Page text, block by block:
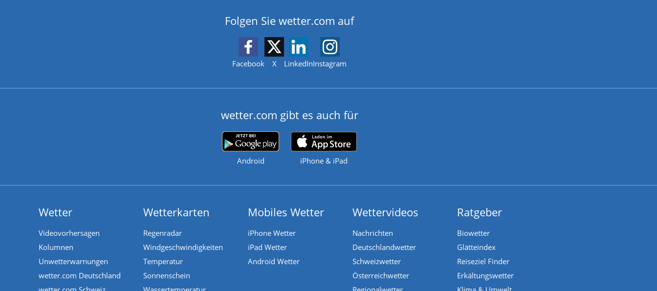
Folgen Sie wetter.com auf
Facebook X LinkedInInstagram
wetter.com gibt es auch für
Android iPhone & iPad
Wetter
Videovorhersagen
Kolumnen
Unwetterwarnungen
wetter.com Deutschland
Wetterkarten
Regenradar
Windgeschwindigkeiten
Temperatur
Sonnenschein
Mobiles Wetter
iPhone Wetter
iPad Wetter
Android Wetter
Wettervideos
Nachrichten
Deutschlandwetter
Schweizwetter
Österreichwetter
Ratgeber
Biowetter
Glätteindex
Reiseziel Finder
Erkältungswetter